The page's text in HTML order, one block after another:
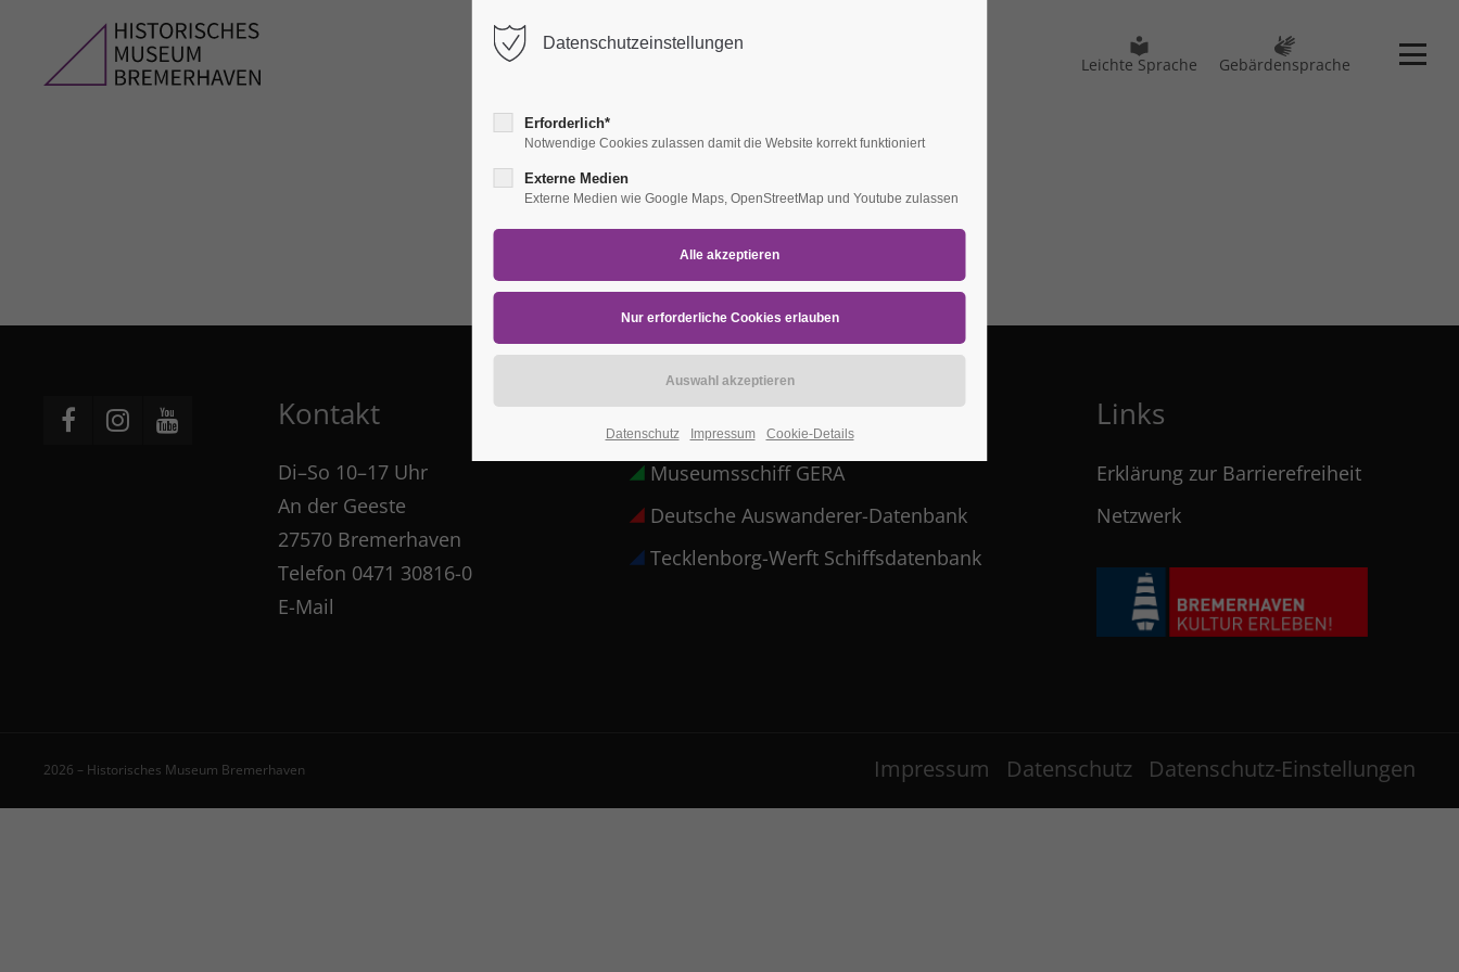
Leichte Sprache Gebärdensprache
Kontakt
Di–So 10–17 Uhr
An der Geeste
27570 Bremerhaven
Telefon 0471 30816-0
E-Mail
Unsere Zweigstellen
Museumsschiff GERA
Deutsche Auswanderer-Datenbank
Tecklenborg-Werft Schiffsdatenbank
Links
Erklärung zur Barrierefreiheit
Netzwerk
2026 – Historisches Museum Bremerhaven Impressum Datenschutz Datenschutz-Einstellungen
Datenschutzeinstellungen
Erforderlich*
Notwendige Cookies zulassen damit die Website korrekt funktioniert
Externe Medien
Externe Medien wie Google Maps, OpenStreetMap und Youtube zulassen
Datenschutz Impressum Cookie-Details